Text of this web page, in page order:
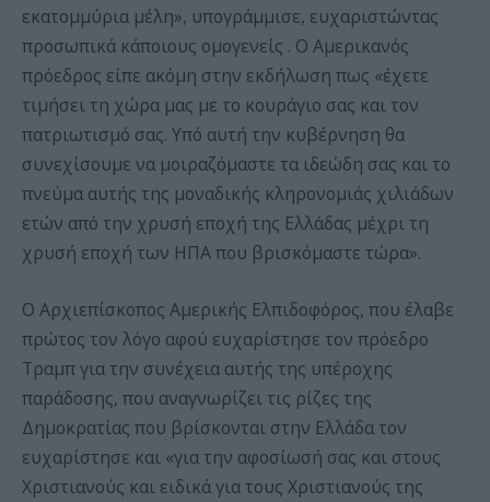
εκατομμύρια μέλη», υπογράμμισε, ευχαριστώντας
προσωπικά κάποιους ομογενείς . Ο Αμερικανός
πρόεδρος είπε ακόμη στην εκδήλωση πως «έχετε
τιμήσει τη χώρα μας με το κουράγιο σας και τον
πατριωτισμό σας. Υπό αυτή την κυβέρνηση θα
συνεχίσουμε να μοιραζόμαστε τα ιδεώδη σας και το
πνεύμα αυτής της μοναδικής κληρονομιάς χιλιάδων
ετών από την χρυσή εποχή της Ελλάδας μέχρι τη
χρυσή εποχή των ΗΠΑ που βρισκόμαστε τώρα».
Ο Αρχιεπίσκοπος Αμερικής Ελπιδοφόρος, που έλαβε
πρώτος τον λόγο αφού ευχαρίστησε τον πρόεδρο
Τραμπ για την συνέχεια αυτής της υπέροχης
παράδοσης, που αναγνωρίζει τις ρίζες της
Δημοκρατίας που βρίσκονται στην Ελλάδα τον
ευχαρίστησε και «για την αφοσίωσή σας και στους
Χριστιανούς και ειδικά για τους Χριστιανούς της